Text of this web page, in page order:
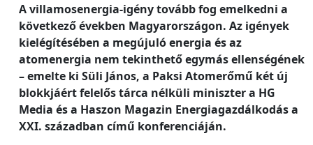
A villamosenergia-igény tovább fog emelkedni a
következő években Magyarországon. Az igények
kielégítésében a megújuló energia és az
atomenergia nem tekinthető egymás ellenségének
– emelte ki Süli János, a Paksi Atomerőmű két új
blokkjáért felelős tárca nélküli miniszter a HG
Media és a Haszon Magazin Energiagazdálkodás a
XXI. században című konferenciáján.